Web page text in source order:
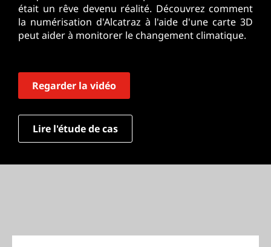
était un rêve devenu réalité. Découvrez comment
la numérisation d'Alcatraz à l'aide d'une carte 3D
peut aider à monitorer le changement climatique.
Regarder la vidéo
Lire l'étude de cas